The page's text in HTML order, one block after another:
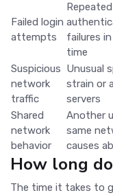
Failed login
attempts
Repeated
failures
time
Suspicious
network
traffic
Unusual
strain or
servers
Shared
network
behavior
Another
same
causes
How long
The time it takes to